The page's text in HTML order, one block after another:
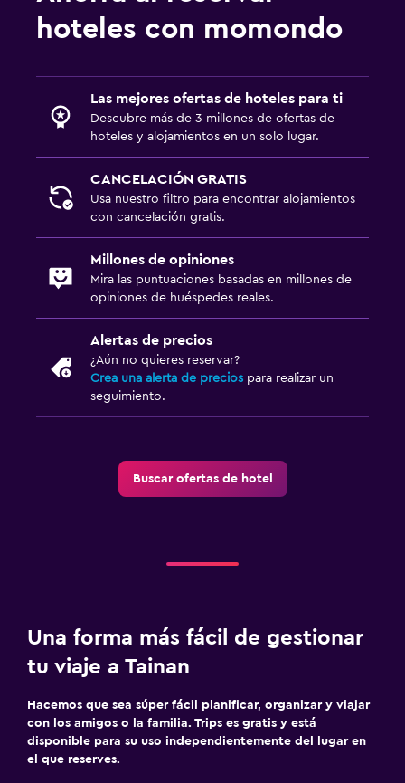
hoteles con momondo
Las mejores ofertas de hoteles para ti
Descubre más de 3 millones de ofertas de
hoteles y alojamientos en un solo lugar.
CANCELACIÓN GRATIS
Usa nuestro filtro para encontrar alojamientos
con cancelación gratis.
Millones de opiniones
Mira las puntuaciones basadas en millones de
opiniones de huéspedes reales.
Alertas de precios
¿Aún no quieres reservar?
Crea una alerta de precios para realizar un
seguimiento.
Buscar ofertas de hotel
Una forma más fácil de gestionar
tu viaje a Tainan
Hacemos que sea súper fácil planificar, organizar y viajar
con los amigos o la familia. Trips es gratis y está
disponible para su uso independientemente del lugar en
el que reserves.